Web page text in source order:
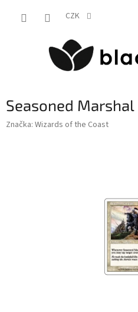
CZK
Seasoned Marshal
Značka: Wizards of the Coast